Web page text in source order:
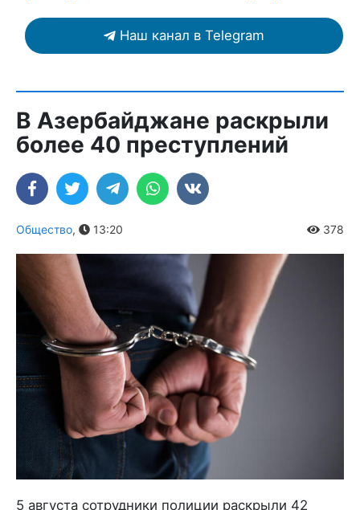
Наш канал в Telegram
В Азербайджане раскрыли
более 40 преступлений
Общество, 13:20 378
5 августа сотрудники полиции раскрыли 42